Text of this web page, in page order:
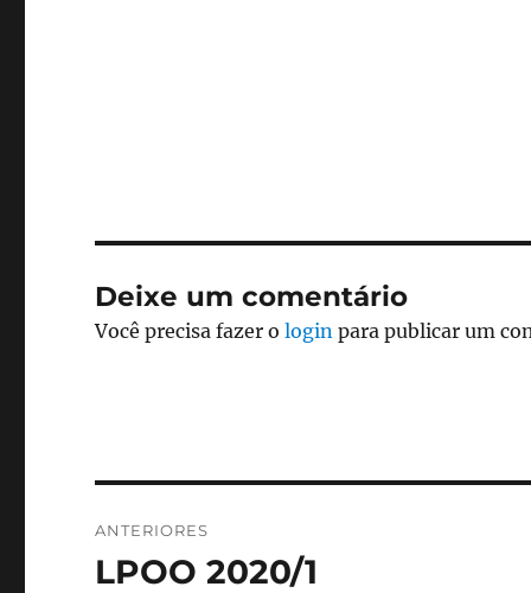
Deixe um comentário
Você precisa fazer ologin para publicar um
de
ANTERIORES
Post
LPOO 2020/1